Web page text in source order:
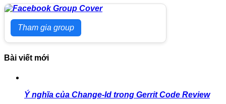
Tham gia group
Bài viết mới
Ý nghĩa của Change-Id trong Gerrit Code Review